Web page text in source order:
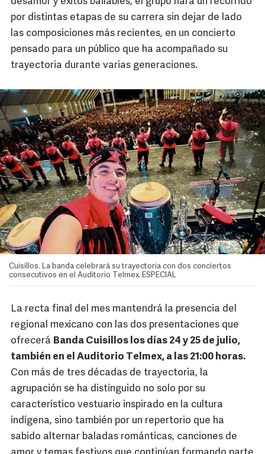
por distintas etapas de su carrera sin dejar de lado
las composiciones más recientes, en un concierto
pensado para un público que ha acompañado su
trayectoria durante varias generaciones.
Cuisillos. La banda celebrará su trayectoria con dos conciertos
consecutivos en el Auditorio Telmex. ESPECIAL
La recta final del mes mantendrá la presencia del
regional mexicano con las dos presentaciones que
ofrecerá Banda Cuisillos los días 24 y 25 de julio,
también en el Auditorio Telmex, a las 21:00 horas.
Con más de tres décadas de trayectoria, la
agrupación se ha distinguido no solo por su
característico vestuario inspirado en la cultura
indígena, sino también por un repertorio que ha
sabido alternar baladas románticas, canciones de